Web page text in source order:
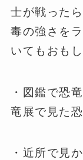
士が戦った
毒の強さを
いてもおも
・図鑑で恐
竜展で見た
・近所で見